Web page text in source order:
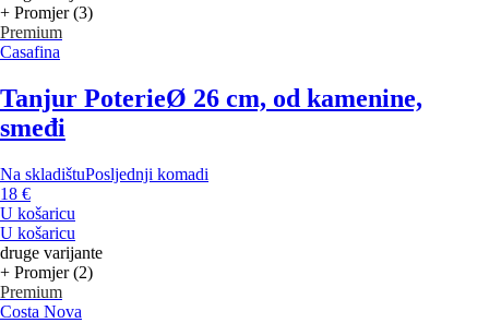
+ Promjer (3)
Premium
Casafina
Tanjur PoterieØ 26 cm, od kamenine,
smeđi
Na skladištuPosljednji komadi
18 €
U košaricu
U košaricu
druge varijante
+ Promjer (2)
Premium
Costa Nova